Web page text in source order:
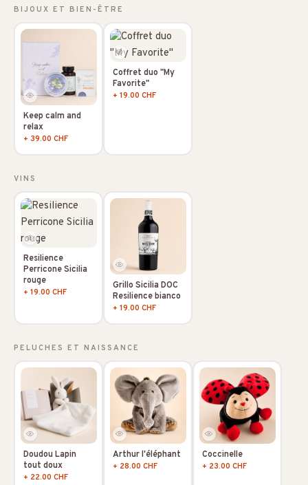
BIJOUX ET BIEN-ÊTRE
Keep calm and
relax
+ 39.00 CHF
Coffret duo "My
Favorite"
+ 19.00 CHF
VINS
Resilience
Perricone Sicilia
rouge
+ 19.00 CHF
Grillo Sicilia DOC
Resilience bianco
+ 19.00 CHF
PELUCHES ET NAISSANCE
Doudou Lapin
tout doux
+ 22.00 CHF
Arthur l'éléphant
+ 28.00 CHF
Coccinelle
+ 23.00 CHF